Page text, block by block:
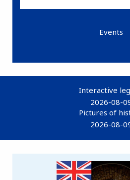
Events
Interactive
2026-08-
Pictures of
2026-08-